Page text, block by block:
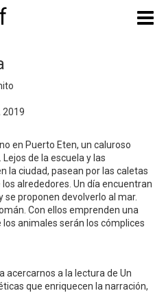
2019
en Puerto Eten, un caluroso
de la escuela y las
la ciudad, pasean por las caletas
alrededores. Un día encuentran
se proponen devolverlo al mar.
Con ellos emprenden una
animales serán los cómplices
acercarnos a la lectura de Un
que enriquecen la narración,